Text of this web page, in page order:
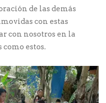
de las demás
con estas
con nosotros en la
estos.